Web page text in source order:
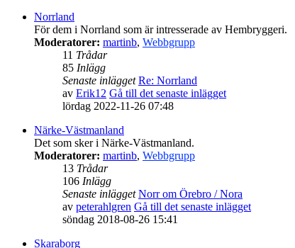
Norrland
För dem i Norrland som är intresserade av Hembryggeri.
Moderatorer: martinb, Webbgrupp
11 Trådar
85 Inlägg
Senaste inlägget Re: Norrland
av Erik12 Gå till det senaste inlägget
lördag 2022-11-26 07:48
Närke-Västmanland
Det som sker i Närke-Västmanland.
Moderatorer: martinb, Webbgrupp
13 Trådar
106 Inlägg
Senaste inlägget Norr om Örebro / Nora
av peterahlgren Gå till det senaste inlägget
söndag 2018-08-26 15:41
Skaraborg